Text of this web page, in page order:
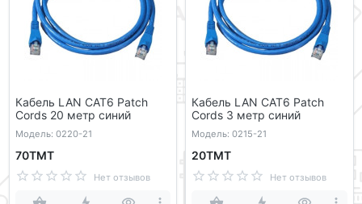
Кабель LAN CAT6 Patch
Cords 20 метр синий
Модель: 0220-21
70ТМТ
Нет отзывов
Кабель LAN CAT6 Patch
Cords 3 метр синий
Модель: 0215-21
20ТМТ
Нет отзывов